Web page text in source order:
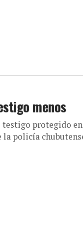
menos
protegido
policía